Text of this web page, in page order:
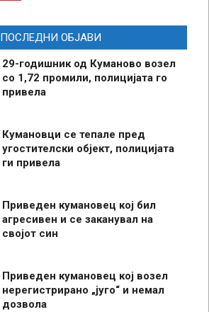
ПОСЛЕДНИ ОБЈАВИ
29-годишник од Куманово возел
со 1,72 промили, полицијата го
привела
Кумановци се тепале пред
угостителски објект, полицијата
ги привела
Приведен кумановец кој бил
агресивен и се заканувал на
својот син
Приведен кумановец кој возел
нерегистрирано „југо“ и немал
дозвола